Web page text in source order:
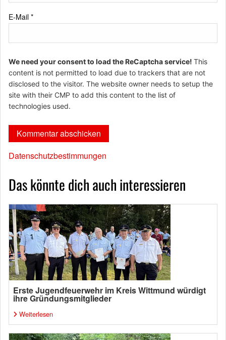
E-Mail *
We need your consent to load the ReCaptcha service! This
content is not permitted to load due to trackers that are not
disclosed to the visitor. The website owner needs to setup the
site with their CMP to add this content to the list of
technologies used.
Datenschutzbestimmungen
Das könnte dich auch interessieren
Erste Jugendfeuerwehr im Kreis Wittmund würdigt
ihre Gründungsmitglieder
Weiterlesen